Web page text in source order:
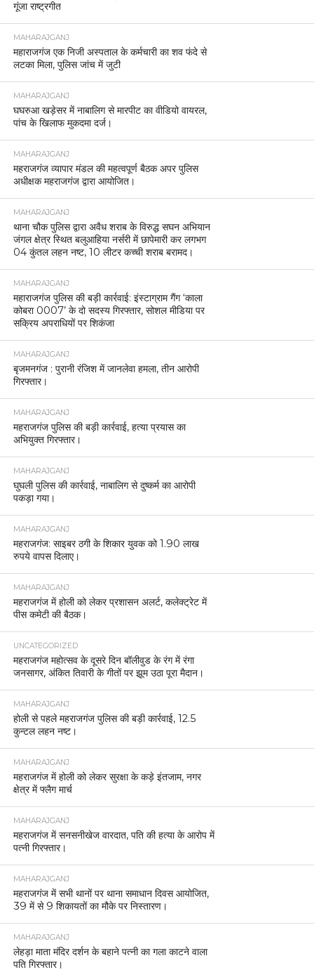
गूंजा राष्ट्रगीत
MAHARAJGANJ
महाराजगंज एक निजी अस्पताल के कर्मचारी का शव फंदे से
लटका मिला, पुलिस जांच में जुटी
MAHARAJGANJ
घघरुआ खड़ेसर में नाबालिग से मारपीट का वीडियो वायरल,
पांच के खिलाफ मुकदमा दर्ज।
MAHARAJGANJ
महराजगंज व्यापार मंडल की महत्वपूर्ण बैठक अपर पुलिस
अधीक्षक महराजगंज द्वारा आयोजित।
MAHARAJGANJ
थाना चौक पुलिस द्वारा अवैध शराब के विरुद्ध सघन अभियान
जंगल क्षेत्र स्थित बलुआहिया नर्सरी में छापेमारी कर लगभग
04 कुंतल लहन नष्ट, 10 लीटर कच्ची शराब बरामद।
MAHARAJGANJ
महाराजगंज पुलिस की बड़ी कार्रवाई: इंस्टाग्राम गैंग ‘काला
कोबरा 0007’ के दो सदस्य गिरफ्तार, सोशल मीडिया पर
सक्रिय अपराधियों पर शिकंजा
MAHARAJGANJ
बृजमनगंज : पुरानी रंजिश में जानलेवा हमला, तीन आरोपी
गिरफ्तार।
MAHARAJGANJ
महराजगंज पुलिस की बड़ी कार्रवाई, हत्या प्रयास का
अभियुक्त गिरफ्तार।
MAHARAJGANJ
घुघली पुलिस की कार्रवाई, नाबालिग से दुष्कर्म का आरोपी
पकड़ा गया।
MAHARAJGANJ
महराजगंज: साइबर ठगी के शिकार युवक को 1.90 लाख
रुपये वापस दिलाए।
MAHARAJGANJ
महराजगंज में होली को लेकर प्रशासन अलर्ट, कलेक्ट्रेट में
पीस कमेटी की बैठक।
UNCATEGORIZED
महराजगंज महोत्सव के दूसरे दिन बॉलीवुड के रंग में रंगा
जनसागर, अंकित तिवारी के गीतों पर झूम उठा पूरा मैदान।
MAHARAJGANJ
होली से पहले महराजगंज पुलिस की बड़ी कार्रवाई, 12.5
कुन्टल लहन नष्ट।
MAHARAJGANJ
महराजगंज में होली को लेकर सुरक्षा के कड़े इंतजाम, नगर
क्षेत्र में फ्लैग मार्च
MAHARAJGANJ
महराजगंज में सनसनीखेज वारदात, पति की हत्या के आरोप में
पत्नी गिरफ्तार।
MAHARAJGANJ
महराजगंज में सभी थानों पर थाना समाधान दिवस आयोजित,
39 में से 9 शिकायतों का मौके पर निस्तारण।
MAHARAJGANJ
लेहड़ा माता मंदिर दर्शन के बहाने पत्नी का गला काटने वाला
पति गिरफ्तार।